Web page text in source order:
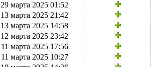
29 марта 2025 01:52
13 марта 2025 21:42
13 марта 2025 14:58
12 марта 2025 23:42
11 марта 2025 17:56
11 марта 2025 10:27